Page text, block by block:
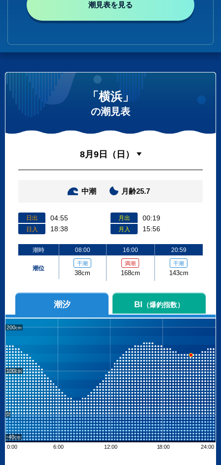
潮見表を見る
「横浜」
の潮見表
中潮 月齢25.7
日出 04:55
日入 18:38
月出 00:19
月入 15:56
潮時
潮位
08:00
干潮
38cm
16:00
満潮
168cm
20:59
干潮
143cm
潮汐 BI （爆釣指数）
200
100
0
-40
0:00
6:00 12:00 18:00 24:00